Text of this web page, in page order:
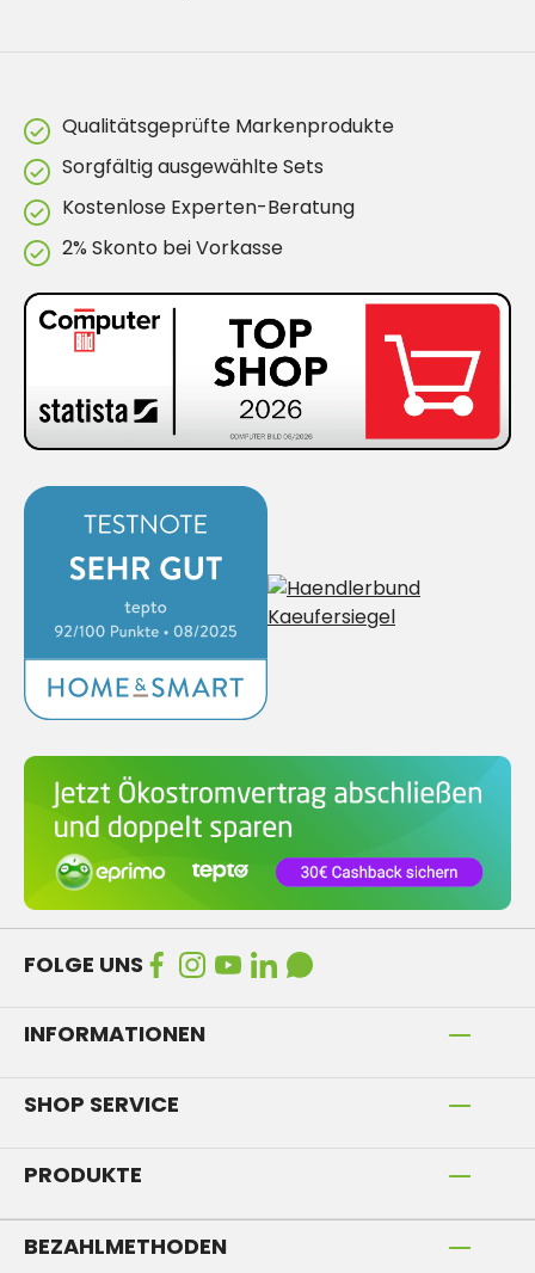
Qualitätsgeprüfte Markenprodukte
Sorgfältig ausgewählte Sets
Kostenlose Experten-Beratung
2% Skonto bei Vorkasse
FOLGE UNS
INFORMATIONEN
SHOP SERVICE
PRODUKTE
BEZAHLMETHODEN